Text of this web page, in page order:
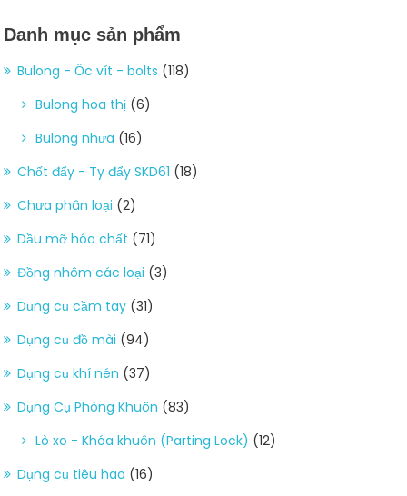
Danh mục sản phẩm
Bulong - Ốc vít - bolts (118)
Bulong hoa thị (6)
Bulong nhựa (16)
Chốt đẩy - Ty đẩy SKD61 (18)
Chưa phân loại (2)
Dầu mỡ hóa chất (71)
Đồng nhôm các loại (3)
Dụng cụ cầm tay (31)
Dụng cụ đồ mài (94)
Dụng cụ khí nén (37)
Dụng Cụ Phòng Khuôn (83)
Lò xo - Khóa khuôn (Parting Lock) (12)
Dụng cụ tiêu hao (16)